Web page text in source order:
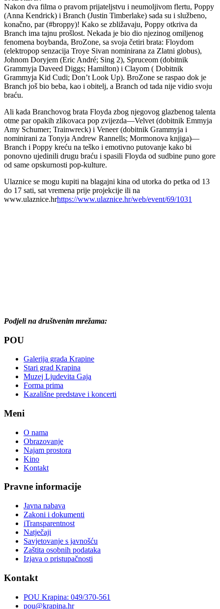
Nakon dva filma o pravom prijateljstvu i neumoljivom flertu, Poppy
(Anna Kendrick) i Branch (Justin Timberlake) sada su i službeno,
konačno, par (#broppy)! Kako se zbližavaju, Poppy otkriva da
Branch ima tajnu prošlost. Nekada je bio dio njezinog omiljenog
fenomena boybanda, BroZone, sa svoja četiri brata: Floydom
(elektropop senzacija Troye Sivan nominirana za Zlatni globus),
Johnom Doryjem (Eric André; Sing 2), Spruceom (dobitnik
Grammyja Daveed Diggs; Hamilton) i Clayom ( Dobitnik
Grammyja Kid Cudi; Don’t Look Up). BroZone se raspao dok je
Branch još bio beba, kao i obitelj, a Branch od tada nije vidio svoju
braću.
Ali kada Branchovog brata Floyda zbog njegovog glazbenog talenta
otme par opakih zlikovaca pop zvijezda—Velvet (dobitnik Emmyja
Amy Schumer; Trainwreck) i Veneer (dobitnik Grammyja i
nominirani za Tonyja Andrew Rannells; Mormonova knjiga)—
Branch i Poppy kreću na teško i emotivno putovanje kako bi
ponovno ujedinili drugu braću i spasili Floyda od sudbine puno gore
od same opskurnosti pop-kulture.
Ulaznice se mogu kupiti na blagajni kina od utorka do petka od 13
do 17 sati, sat vremena prije projekcije ili na
www.ulaznice.hrhttps://www.ulaznice.hr/web/event/69/1031
Podjeli na društvenim mrežama:
POU
Galerija grada Krapine
Stari grad Krapina
Muzej Ljudevita Gaja
Forma prima
Kazališne predstave i koncerti
Meni
O nama
Obrazovanje
Najam prostora
Kino
Kontakt
Pravne informacije
Javna nabava
Zakoni i dokumenti
iTransparentnost
Natječaji
Savjetovanje s javnošću
Zaštita osobnih podataka
Izjava o pristupačnosti
Kontakt
POU Krapina: 049/370-561
pou@krapina.hr